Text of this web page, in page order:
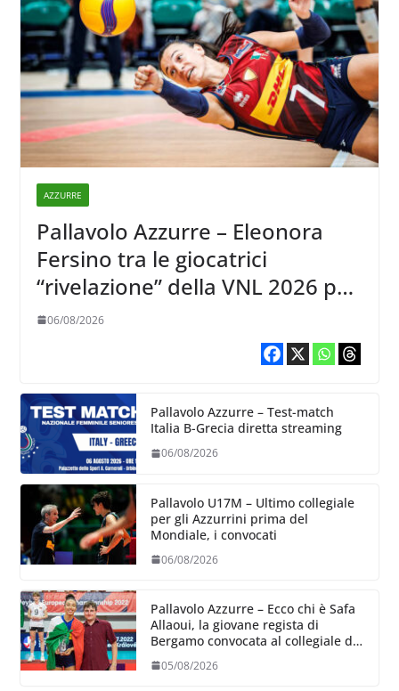
AZZURRE
Pallavolo Azzurre – Eleonora
Fersino tra le giocatrici
“rivelazione” della VNL 2026 per
Volleyball World
06/08/2026
Pallavolo Azzurre – Test-match
Italia B-Grecia diretta streaming
06/08/2026
Pallavolo U17M – Ultimo collegiale
per gli Azzurrini prima del
Mondiale, i convocati
06/08/2026
Pallavolo Azzurre – Ecco chi è Safa
Allaoui, la giovane regista di
Bergamo convocata al collegiale di
Cavalese
05/08/2026